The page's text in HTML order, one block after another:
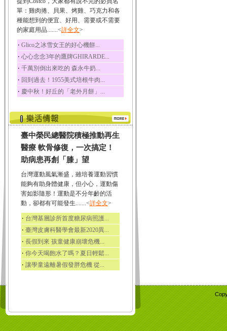
荔枝
荔枝性質溫和所含的營
養素有醣類、檸檬酸...
五味子
五味子性質溫熱所含營
養成分有揮發油、檸...
草魚
草魚含有維生素A、維生
素C、及豐富的蛋白...
單：雞肉捲、貝果、烤雞、巧克力和各
種能想到的便宜、好用、需要或不需要
的家庭用品.......<詳全文>
‧ Glico之冰雪女王的好心機餅...
‧ 心心念念3年的鷹牌GHIRARDE...
‧ 千萬別倒出來吃的 森永牛奶...
‧ 回到過去！1955美式培根牛肉...
‧ 慶中秋！好丘的「老外月餅」...
臺中榮民總醫院積極推動再生
醫療 軟骨修復，一次搞定！
助病患再創「膝」望
台灣運動風氣漸盛，雖培養運動習慣
能夠有助身體健康，但小心，運動傷
害如影隨形！運動是不分年齡的活
動，卻都有可能發生.......<詳全文>
‧ 台灣基層診所首度糖尿病照護...
‧ 臺灣皮膚科醫學會最新2020異...
‧ 長假到來 孩童健康崩壞危機...
‧ 你今天喝飽水了嗎？夏日輕鬆...
‧ 讓學童遠離暑假發胖危機 從...